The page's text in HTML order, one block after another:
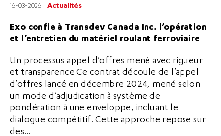
16-03-2026 Actualités
Exo confie à Transdev Canada Inc. l’opération
et l’entretien du matériel roulant ferroviaire
Un processus appel d’offres mené avec rigueur
et transparence Ce contrat découle de l’appel
d’offres lancé en décembre 2024, mené selon
un mode d’adjudication à système de
pondération à une enveloppe, incluant le
dialogue compétitif. Cette approche repose sur
des...